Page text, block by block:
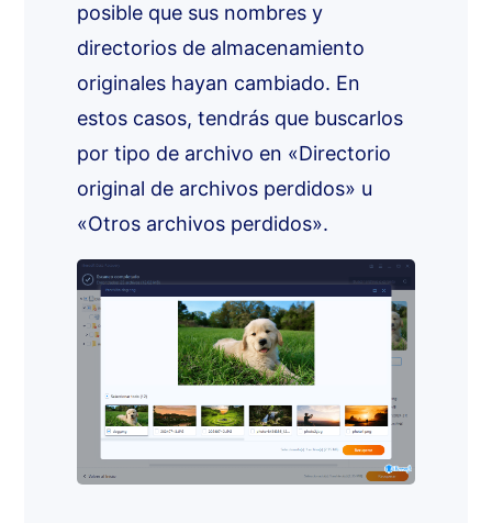
posible que sus nombres y
directorios de almacenamiento
originales hayan cambiado. En
estos casos, tendrás que buscarlos
por tipo de archivo en «Directorio
original de archivos perdidos» u
«Otros archivos perdidos».